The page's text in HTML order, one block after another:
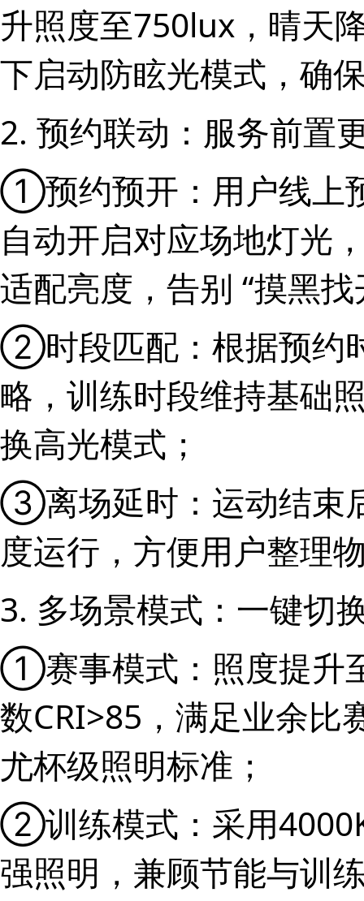
升照度至750lux，晴天
下启动防眩光模式，确
2. 预约联动：服务前置
①预约预开：用户线上
自动开启对应场地灯光
适配亮度，告别 “摸黑
②时段匹配：根据预约
略，训练时段维持基础
换高光模式；
③离场延时：运动结束
度运行，方便用户整理
3. 多场景模式：一键切
①赛事模式：照度提升
数CRI>85，满足业余比
尤杯级照明标准；
②训练模式：采用
强照明，兼顾节能与训